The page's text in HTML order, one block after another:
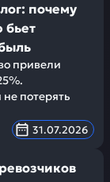
почему
бьет
привели
потерять
31.07.2026